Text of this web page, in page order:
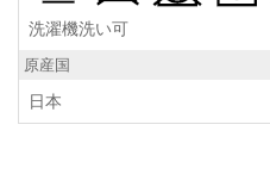
洗濯機洗い可
原産国
日本